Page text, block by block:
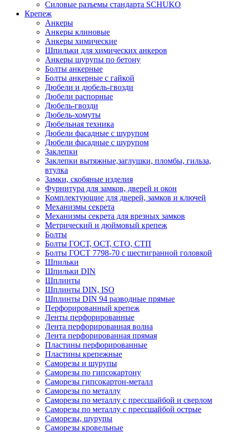
Силовые разъемы стандарта SCHUKO
Крепеж
Анкеры
Анкеры клиновые
Анкеры химические
Шпильки для химических анкеров
Анкеры шурупы по бетону
Болты анкерные
Болты анкерные с гайкой
Дюбели и дюбель-гвозди
Дюбели распорные
Дюбель-гвозди
Дюбель-хомуты
Дюбельная техника
Дюбели фасадные с шурупом
Дюбели фасадные с шурупом
Заклепки
Заклепки вытяжные,заглушки, пломбы, гильза,
втулка
Замки, скобяные изделия
Фурнитура для замков, дверей и окон
Комплектующие для дверей, замков и ключей
Механизмы секрета
Механизмы секрета для врезных замков
Метрический и дюймовый крепеж
Болты
Болты ГОСТ, ОСТ, СТО, СТП
Болты ГОСТ 7798-70 с шестигранной головкой
Шпильки
Шпильки DIN
Шплинты
Шплинты DIN, ISO
Шплинты DIN 94 разводные прямые
Перфорированный крепеж
Ленты перфорированные
Лента перфорированная волна
Лента перфорированная прямая
Пластины перфорированные
Пластины крепежные
Саморезы и шурупы
Саморезы по гипсокартону
Саморезы гипсокартон-металл
Саморезы по металлу
Саморезы по металлу с прессшайбой и сверлом
Саморезы по металлу с прессшайбой острые
Саморезы, шурупы
Саморезы кровельные